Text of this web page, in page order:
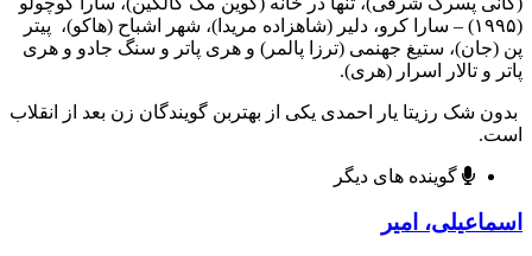
(۱۹۹۵) – سارا کرو، دلیر (شاهزاده مریدا)، شهر اشباح (هاکو)، پیتر
پن (جان)، ستیغ جهنمی (ترزا پالمر) و هری پاتر و سنگ جادو و هری
پاتر و تالار اسرار (هری).
بدون شک رزیتا یار احمدی یکی از بهتربن گویندگان زن بعد از انقلاب
است.
گوینده های دیگر
اسماعیلی، امیر